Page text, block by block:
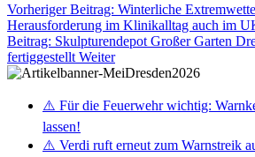
Vorheriger Beitrag: Winterliche
Herausforderung im Klinikalltag auch im
Beitrag: Skulpturendepot Großer Garten
fertiggestellt Weiter
⚠️ Für die Feuerwehr wichtig:
lassen!
⚠️ Verdi ruft erneut zum Warnstreik